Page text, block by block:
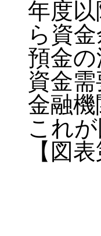
年度
ら資
預金
資金
金融
これ
【図